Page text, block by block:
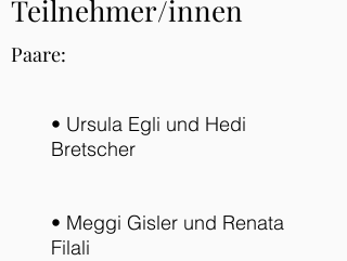
Teilnehmer/innen
Paare:
• Ursula Egli und Hedi
Bretscher
• Meggi Gisler und Renata
Filali